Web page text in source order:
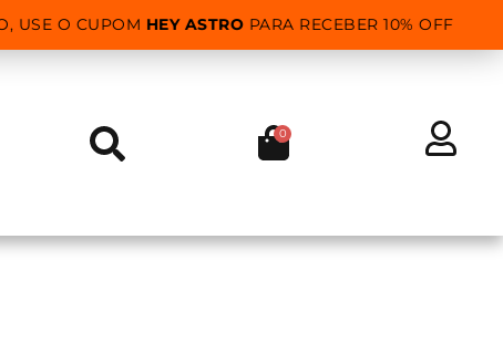
USE O CUPOMHEY ASTROPARA RECEBER 10% OFF
0